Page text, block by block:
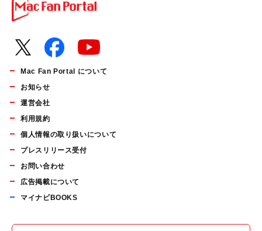
Mac Fan Portal について
お知らせ
運営会社
利用規約
個人情報の取り扱いについて
プレスリリース受付
お問い合わせ
広告掲載について
マイナビBOOKS